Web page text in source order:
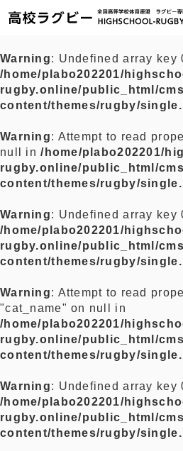
ご挨拶
全国チーム紹介
プライバシーポリシー
お問い合わせ
Warning: Undefined array key
/home/plabo202201/
rugby.online/public_html/
content/themes/rugby/
Warning: Attempt to read
null in/home/plabo202201/
rugby.online/public_html/
content/themes/rugby/
Warning: Undefined array key
/home/plabo202201/
rugby.online/public_html/
content/themes/rugby/
Warning: Attempt to read
"cat_name" on null in
/home/plabo202201/
rugby.online/public_html/
content/themes/rugby/
Warning: Undefined array key
/home/plabo202201/
rugby.online/public_html/
content/themes/rugby/